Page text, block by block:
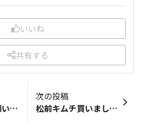
いいね
共有する
今年も宜しくお願いします
次の投稿
松前キムチ買いました！